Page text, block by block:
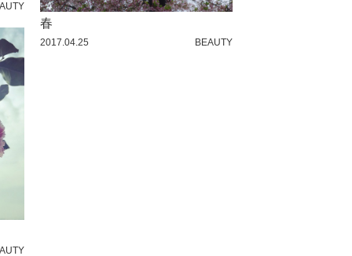
春
2017.04.25 BEAUTY